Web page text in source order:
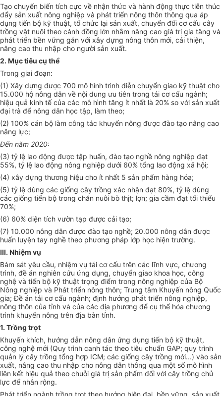
Tạo chuyển biến tích cực về nhận thức và hành động thực tiễn thúc
đẩy sản xuất nông nghiệp và phát triển nông thôn thông qua áp
dụng tiến bộ kỹ thuật, tổ chức lại sản xuất, chuyển đổi cơ cấu cây
trồng vật nuôi theo cánh đồng lớn nhằm nâng cao giá trị gia tăng và
phát triển bền vững gắn với xây dựng nông thôn mới, cải thiện,
nâng cao thu nhập cho người sản xuất.
2. Mụctiêu cụ thể
Trong giai đoạn:
(1) Xây dựng được 700 mô hình trình diễn chuyển giao kỹ thuật cho
15.000 hộ nông dân về nội dung ưu tiên trong tái cơ cấu ngành;
hiệu quả kinh tế của các mô hình tăng ít nhất là 20% so với sản xuất
đại trà để nông dân học tập, làm theo;
(2) 100% cán bộ làm công tác khuyến nông được đào tạo nâng cao
năng lực;
Đến năm 2020:
(3) tỷ lệ lao động được tập huấn, đào tạo nghề nông nghiệp đạt
55%, tỷ lệ lao động nông nghiệp dưới 60% tổng lao động xã hội;
(4) xây dựng thương hiệu cho ít nhất 5 sản phẩm hàng hóa;
(5) tỷ lệ dùng các giống cây trồng xác nhận đạt 80%, tỷ lệ dùng
các giống tiến bộ trong chăn nuôi bò thịt; lợn; gia cầm đạt tối thiểu
70%;
(6) 60% diện tích vườn tạp được cải tạo;
(7) 10.000 nông dân được đào tạo nghề; 20.000 nông dân được
huấn luyện tay nghề theo phương pháp lớp học hiện trường.
III. Nhiệm vụ
Bám sát yêu cầu, nhiệm vụ tái cơ cấu trên các lĩnh vực, chương
trình, đề án nghiên cứu ứng dụng, chuyển giao khoa học, công
nghệ và tiến bộ kỹ thuật trọng điểm trong nông nghiệp của Bộ
Nông nghiệp và Phát triển nông thôn; Trung tâm Khuyến nông Quốc
gia; Đề án tái cơ cấu ngành; định hướng phát triển nông nghiệp,
nông thôn của tỉnh và của các địa phương để cụ thể hóa chương
trình khuyến nông trên địa bàn tỉnh.
1. Trồng trọt
Khuyến khích, hướng dẫn nông dân ứng dụng tiến bộ kỹ thuật,
công nghệ mới (Quy trình canh tác theo tiêu chuẩn GAP; quy trình
quản lý cây trồng tổng hợp ICM; các giống cây trồng mới...) vào sản
xuất, nâng cao thu nhập cho nông dân thông qua một sốmô hình
liên kết hiệu quả theo chuỗi giá trị sản phẩm đối với cây trồng chủ
lực để nhân rộng.
Phát triển ngành trồng trọt theo hướng hiện đại, bền vững, sản xuất